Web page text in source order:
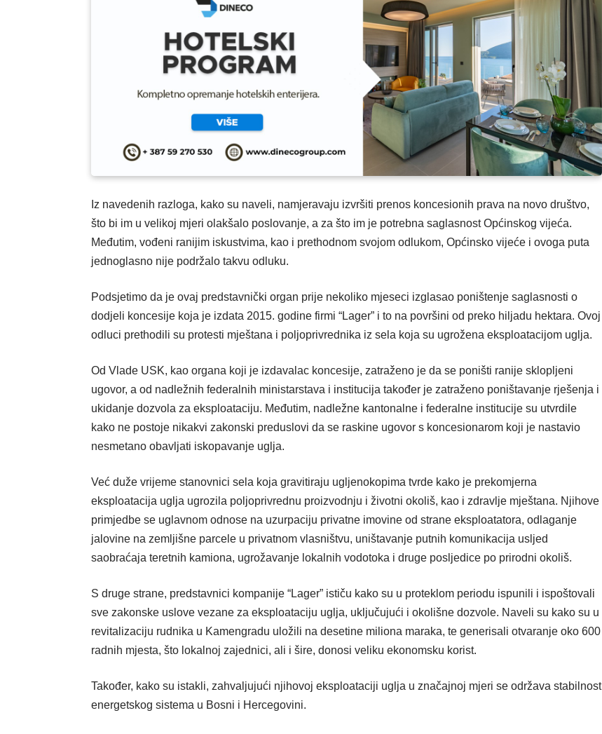
Iz navedenih razloga, kako su naveli, namjeravaju izvršiti prenos koncesionih prava na novo društvo,
što bi im u velikoj mjeri olakšalo poslovanje, a za što im je potrebna saglasnost Općinskog vijeća.
Međutim, vođeni ranijim iskustvima, kao i prethodnom svojom odlukom, Općinsko vijeće i ovoga puta
jednoglasno nije podržalo takvu odluku.
Podsjetimo da je ovaj predstavnički organ prije nekoliko mjeseci izglasao poništenje saglasnosti o
dodjeli koncesije koja je izdata 2015. godine firmi “Lager” i to na površini od preko hiljadu hektara. Ovoj
odluci prethodili su protesti mještana i poljoprivrednika iz sela koja su ugrožena eksploatacijom uglja.
Od Vlade USK, kao organa koji je izdavalac koncesije, zatraženo je da se poništi ranije sklopljeni
ugovor, a od nadležnih federalnih ministarstava i institucija također je zatraženo poništavanje rješenja i
ukidanje dozvola za eksploataciju. Međutim, nadležne kantonalne i federalne institucije su utvrdile
kako ne postoje nikakvi zakonski preduslovi da se raskine ugovor s koncesionarom koji je nastavio
nesmetano obavljati iskopavanje uglja.
Već duže vrijeme stanovnici sela koja gravitiraju ugljenokopima tvrde kako je prekomjerna
eksploatacija uglja ugrozila poljoprivrednu proizvodnju i životni okoliš, kao i zdravlje mještana. Njihove
primjedbe se uglavnom odnose na uzurpaciju privatne imovine od strane eksploatatora, odlaganje
jalovine na zemljišne parcele u privatnom vlasništvu, uništavanje putnih komunikacija usljed
saobraćaja teretnih kamiona, ugrožavanje lokalnih vodotoka i druge posljedice po prirodni okoliš.
S druge strane, predstavnici kompanije “Lager” ističu kako su u proteklom periodu ispunili i ispoštovali
sve zakonske uslove vezane za eksploataciju uglja, uključujući i okolišne dozvole. Naveli su kako su u
revitalizaciju rudnika u Kamengradu uložili na desetine miliona maraka, te generisali otvaranje oko 600
radnih mjesta, što lokalnoj zajednici, ali i šire, donosi veliku ekonomsku korist.
Također, kako su istakli, zahvaljujući njihovoj eksploataciji uglja u značajnoj mjeri se održava stabilnost
energetskog sistema u Bosni i Hercegovini.